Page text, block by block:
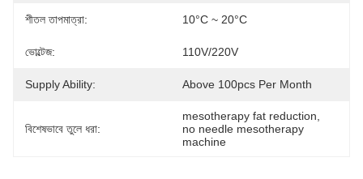
শীতল তাপমাত্রা: 10°C ~ 20°C
ভোল্টেজ: 110V/220V
Supply Ability: Above 100pcs Per Month
বিশেষভাবে তুলে ধরা:
mesotherapy fat reduction
no needle mesotherapy
machine